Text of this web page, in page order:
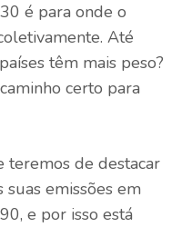
é para onde o
Até
têm mais peso?
certo para
teremos de destacar
emissões em
e por isso está